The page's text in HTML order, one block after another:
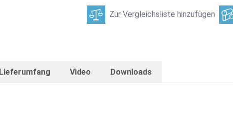
Zur Vergleichsliste hinzufügen
Lieferumfang Video Downloads